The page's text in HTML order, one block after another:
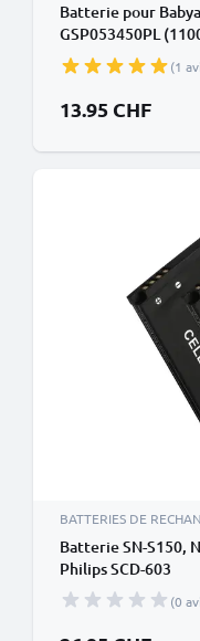
Batterie pour
GSP053450PL
(1
13.95 CHF
BATTERIES DE
Batterie SN-S150,
Philips SCD-603
(0